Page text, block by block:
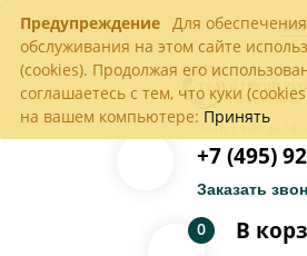
Предупреждение Для
обслуживания на этом сайте
(cookies). Продолжая его
соглашаетесь с тем, что куки
на вашем компьютере: Принять
Пн-Пт с 9:00 до 18:00
+7 (495)
Заказать
В
0